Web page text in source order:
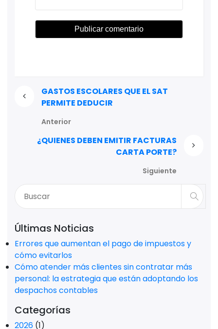
GASTOS ESCOLARES QUE EL SAT
PERMITE DEDUCIR
Anterior
¿QUIENES DEBEN EMITIR FACTURAS
CARTA PORTE?
Siguiente
Últimas Noticias
Errores que aumentan el pago de impuestos y
cómo evitarlos
Cómo atender más clientes sin contratar más
personal: la estrategia que están adoptando los
despachos contables
Categorías
2026 (1)